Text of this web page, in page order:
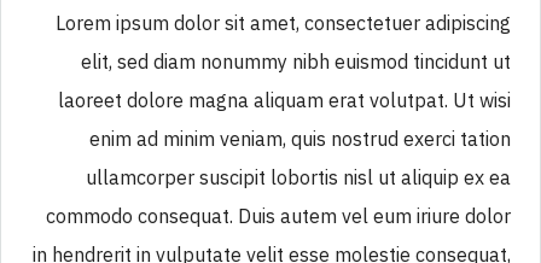
Lorem ipsum dolor sit amet, consectetuer adipiscing
elit, sed diam nonummy nibh euismod tincidunt ut
laoreet dolore magna aliquam erat volutpat. Ut wisi
enim ad minim veniam, quis nostrud exerci tation
ullamcorper suscipit lobortis nisl ut aliquip ex ea
commodo consequat. Duis autem vel eum iriure dolor
in hendrerit in vulputate velit esse molestie consequat,